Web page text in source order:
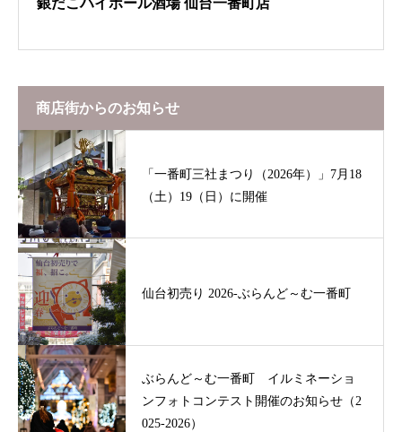
銀だこハイボール酒場 仙台一番町店
商店街からのお知らせ
「一番町三社まつり（2026年）」7月18
（土）19（日）に開催
仙台初売り 2026-ぶらんど～む一番町
ぶらんど～む一番町 イルミネーショ
ンフォトコンテスト開催のお知らせ（2
025-2026）